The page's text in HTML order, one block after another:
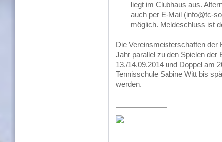
liegt im Clubhaus aus.
auch per E-Mail (info@tc-
möglich. Meldeschluss ist
Die Vereinsmeisterschaften der
Jahr parallel zu den Spielen der
13./14.09.2014 und Doppel am
Tennisschule Sabine Witt bis
werden.